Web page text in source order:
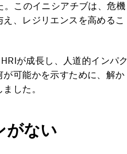
。このイニシアチブは、危機
、レジリエンスを高めるこ
が成長し、人道的インパク
が可能かを示すために、解か
した。
がない